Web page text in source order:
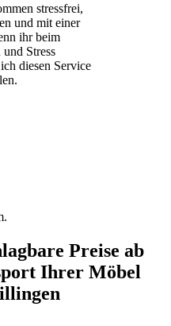
stressfrei,
und mit einer
ihr beim
Stress
diesen Service
Preise ab
Ihrer Möbel